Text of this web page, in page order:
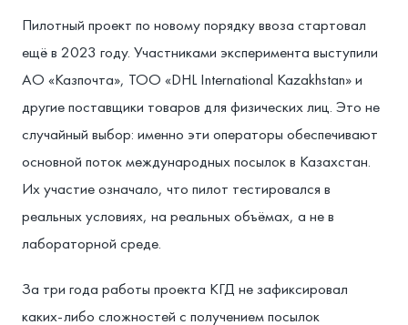
Пилотный проект по новому порядку ввоза стартовал
ещё в 2023 году. Участниками эксперимента выступили
АО «Казпочта», ТОО «DHL International Kazakhstan» и
другие поставщики товаров для физических лиц. Это не
случайный выбор: именно эти операторы обеспечивают
основной поток международных посылок в Казахстан.
Их участие означало, что пилот тестировался в
реальных условиях, на реальных объёмах, а не в
лабораторной среде.
За три года работы проекта КГД не зафиксировал
каких-либо сложностей с получением посылок